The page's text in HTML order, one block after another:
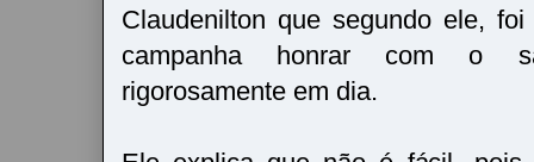
Claudenilton que segundo ele,
campanha honrar com o
rigorosamente em dia.